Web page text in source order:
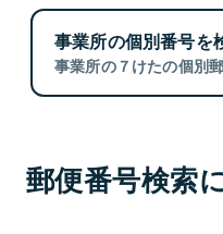
事業所の個別番号を
事業所の７けたの個別
郵便番号検索